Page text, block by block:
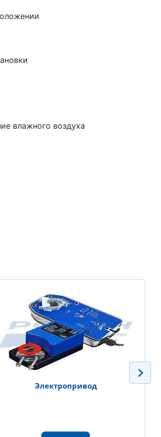
влажного воздуха
Электропривод